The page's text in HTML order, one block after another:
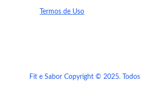
Fit e Sabor Copyright © 2025. Todos
Termos de Uso